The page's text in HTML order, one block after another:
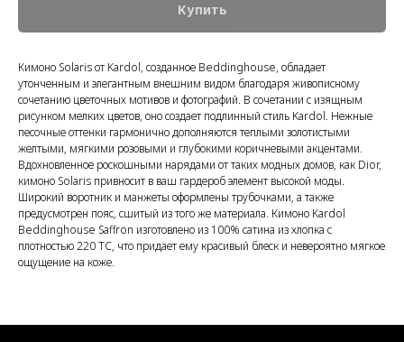
Купить
Кимоно Solaris от Kardol, созданное Beddinghouse, обладает
утонченным и элегантным внешним видом благодаря живописному
сочетанию цветочных мотивов и фотографий. В сочетании с изящным
рисунком мелких цветов, оно создает подлинный стиль Kardol. Нежные
песочные оттенки гармонично дополняются теплыми золотистыми
желтыми, мягкими розовыми и глубокими коричневыми акцентами.
Вдохновленное роскошными нарядами от таких модных домов, как Dior,
кимоно Solaris привносит в ваш гардероб элемент высокой моды.
Широкий воротник и манжеты оформлены трубочками, а также
предусмотрен пояс, сшитый из того же материала. Кимоно Kardol
Beddinghouse Saffron изготовлено из 100% сатина из хлопка с
плотностью 220 TC, что придает ему красивый блеск и невероятно мягкое
ощущение на коже.